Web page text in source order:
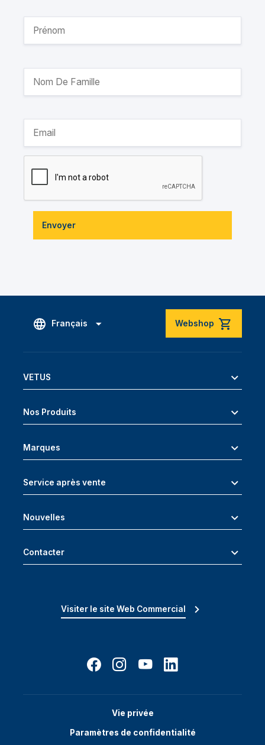
Envoyer
Français Webshop
VETUS
Nos Produits
Marques
Service après vente
Nouvelles
Contacter
Visiter le site Web Commercial
Vie privée
Paramètres de confidentialité